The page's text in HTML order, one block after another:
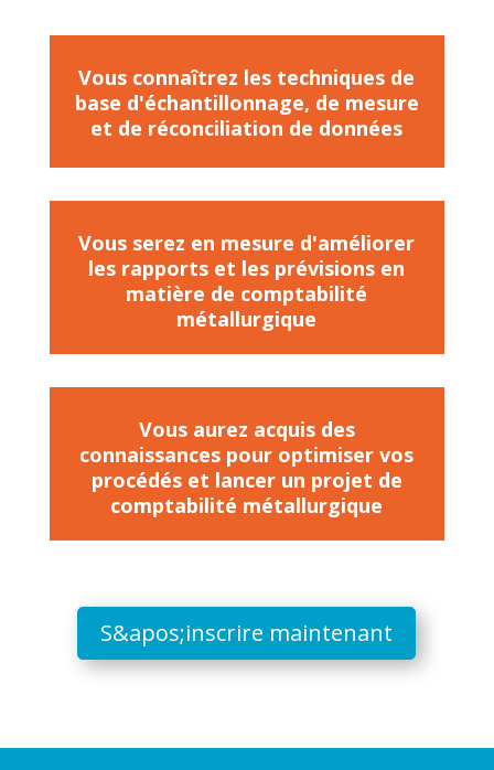
Vous connaîtrez les techniques de
base d'échantillonnage, de mesure
et de réconciliation de données
Vous serez en mesure d'améliorer
les rapports et les prévisions en
matière de comptabilité
métallurgique
Vous aurez acquis des
connaissances pour optimiser vos
procédés et lancer un projet de
comptabilité métallurgique
S&apos;inscrire maintenant